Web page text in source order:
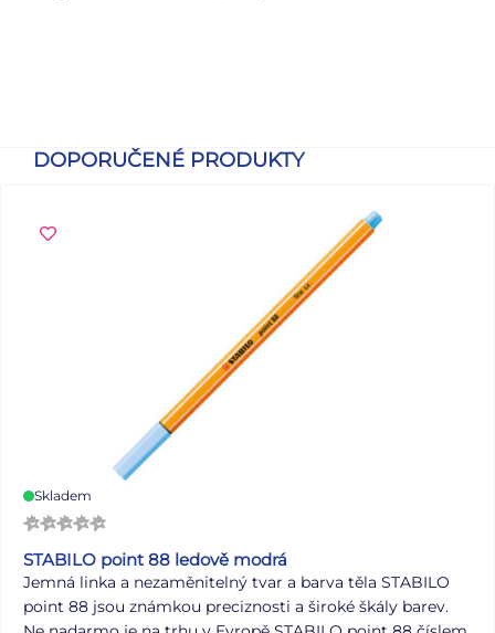
DOPORUČENÉ PRODUKTY
Skladem
STABILO point 88 ledově modrá
Jemná linka a nezaměnitelný tvar a barva těla STABILO
point 88 jsou známkou preciznosti a široké škály barev.